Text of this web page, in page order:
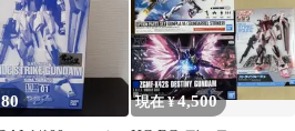
現在 ¥4,500